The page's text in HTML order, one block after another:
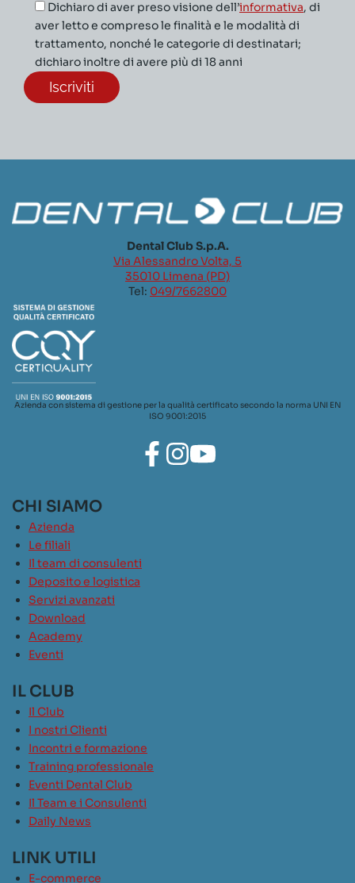
Dichiaro di aver preso visione dell’informativa, di
aver letto e compreso le finalità e le modalità di
trattamento, nonché le categorie di destinatari;
dichiaro inoltre di avere più di 18 anni
Dental Club S.p.A.
Via Alessandro Volta, 5
35010 Limena (PD)
Tel: 049/7662800
Azienda con sistema di gestione per la qualità certificato secondo la norma UNI EN
ISO 9001:2015
CHI SIAMO
Azienda
Le filiali
Il team di consulenti
Deposito e logistica
Servizi avanzati
Download
Academy
Eventi
IL CLUB
Il Club
I nostri Clienti
Incontri e formazione
Training professionale
Eventi Dental Club
Il Team e i Consulenti
Daily News
LINK UTILI
E-commerce